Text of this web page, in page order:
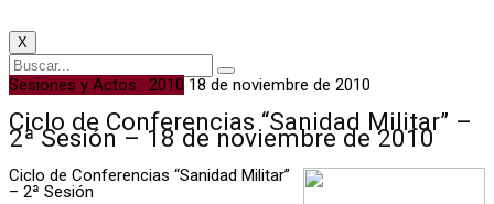
X
Sesiones y Actos · 2010 18 de noviembre de 2010
Ciclo de Conferencias “Sanidad Militar” –
2ª Sesión – 18 de noviembre de 2010
Ciclo de Conferencias “Sanidad Militar”
– 2ª Sesión